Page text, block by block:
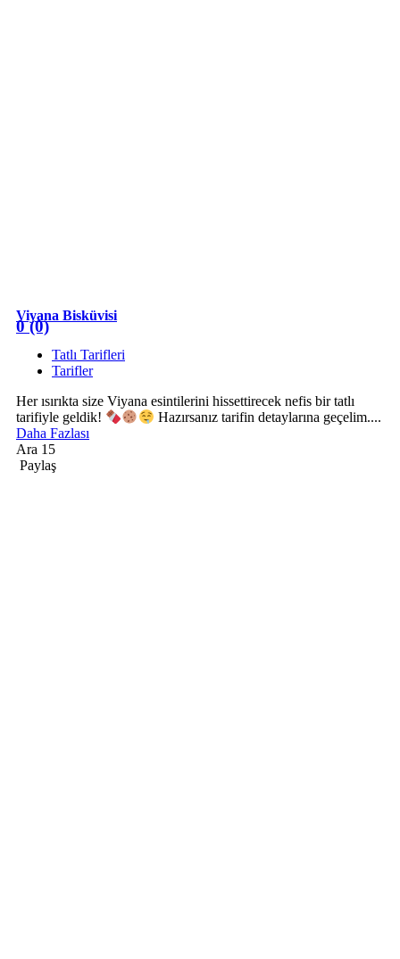
Viyana Bisküvisi
0 (0)
Tatlı Tarifleri
Tarifler
Her ısırıkta size Viyana esintilerini hissettirecek nefis bir tatlı
tarifiyle geldik!
Hazırsanız tarifin detaylarına geçelim....
Daha Fazlası
Ara 15
Paylaş